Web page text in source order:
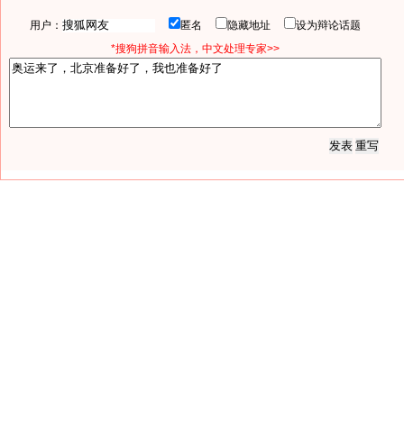
用户： 匿名 隐藏地址
设为辩论话题
*搜狗拼音输入法，中文处理专家>>